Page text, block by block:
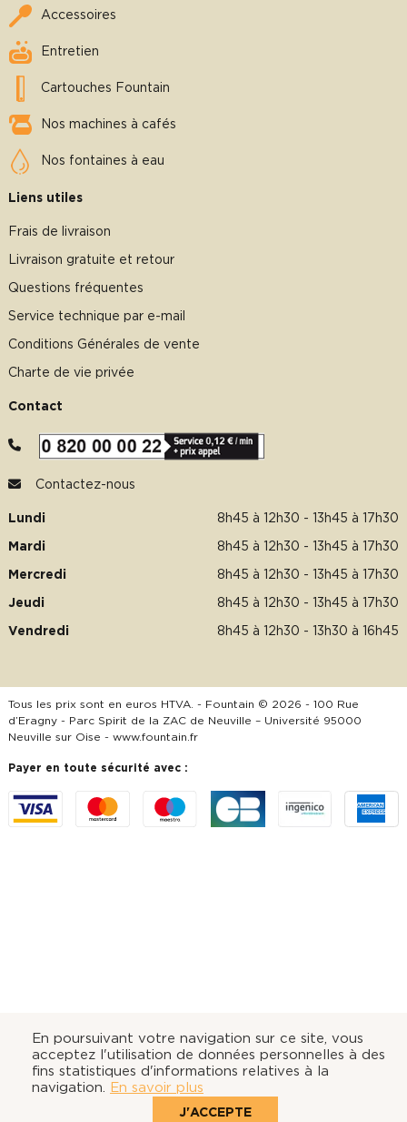
En poursuivant votre navigation sur ce site, vous
acceptez l'utilisation de données personnelles à des
fins statistiques d'informations relatives à la
navigation. En savoir plus
J'ACCEPTE
Accessoires
Entretien
Cartouches Fountain
Nos machines à cafés
Nos fontaines à eau
Liens utiles
Frais de livraison
Livraison gratuite et retour
Questions fréquentes
Service technique par e-mail
Conditions Générales de vente
Charte de vie privée
Contact
Contactez-nous
Lundi 8h45 à 12h30 - 13h45 à 17h30
Mardi 8h45 à 12h30 - 13h45 à 17h30
Mercredi 8h45 à 12h30 - 13h45 à 17h30
Jeudi 8h45 à 12h30 - 13h45 à 17h30
Vendredi 8h45 à 12h30 - 13h30 à 16h45
Tous les prix sont en euros HTVA. - Fountain © 2026 - 100 Rue
d’Eragny - Parc Spirit de la ZAC de Neuville – Université 95000
Neuville sur Oise - www.fountain.fr
Payer en toute sécurité avec :